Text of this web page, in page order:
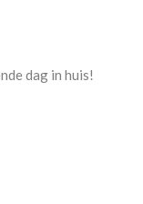
dag in huis!